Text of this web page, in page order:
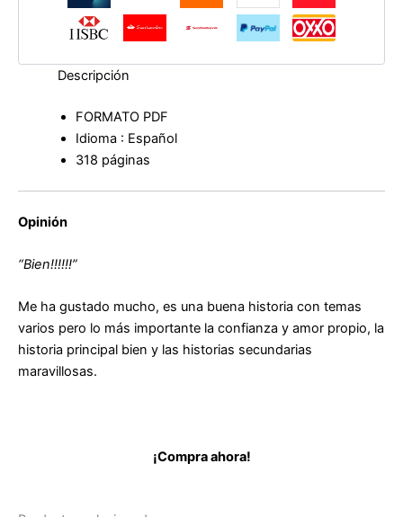
Descripción
FORMATO PDF
Idioma : Español
318 páginas
Opinión
“Bien!!!!!!”
Me ha gustado mucho, es una buena historia con temas
varios pero lo más importante la confianza y amor propio, la
historia principal bien y las historias secundarias
maravillosas.
¡Compra ahora!